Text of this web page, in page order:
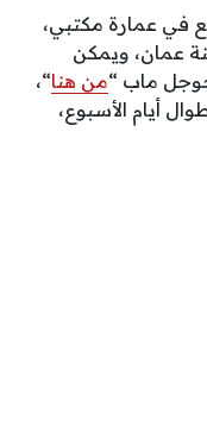
في عمارة مكتبي،
عمان، ويمكن
ماب “من هنا“،
أيام الأسبوع،